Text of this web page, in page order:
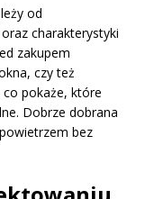
od
charakterystyki
zakupem
czy też
pokaże, które
Dobrze dobrana
bez